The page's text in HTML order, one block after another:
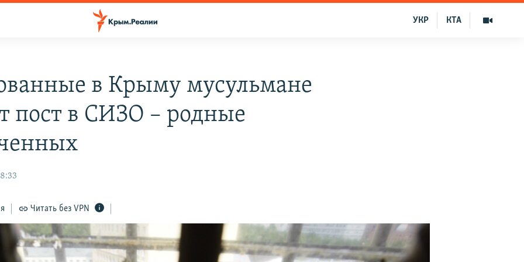
КТА
УКР
в Крыму мусульмане
пост в СИЗО – родные
Читать без VPN